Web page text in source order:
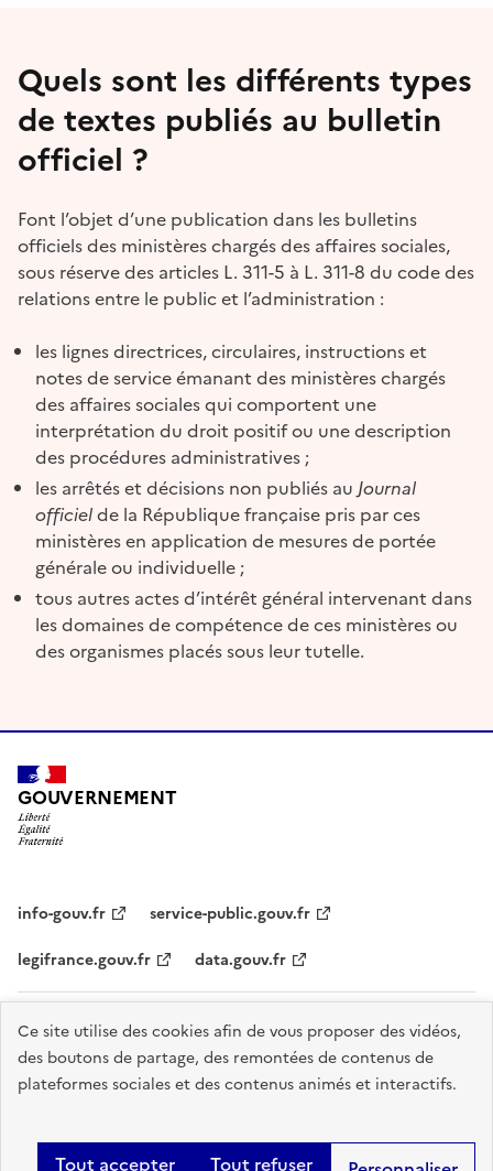
Ce site utilise des cookies afin de vous proposer des vidéos,
des boutons de partage, des remontées de contenus de
plateformes sociales et des contenus animés et interactifs.
Tout accepter Tout refuser
Quels sont les différents types
de textes publiés au bulletin
officiel ?
Font l’objet d’une publication dans les bulletins
officiels des ministères chargés des affaires sociales,
sous réserve des articles L. 311-5 à L. 311-8 du code des
relations entre le public et l’administration :
les lignes directrices, circulaires, instructions et
notes de service émanant des ministères chargés
des affaires sociales qui comportent une
interprétation du droit positif ou une description
des procédures administratives ;
les arrêtés et décisions non publiés au Journal
officielde la République française pris par ces
ministères en application de mesures de portée
générale ou individuelle ;
tous autres actes d’intérêt général intervenant dans
les domaines de compétence de ces ministères ou
des organismes placés sous leur tutelle.
GOUVERNEMENT
info-gouv.fr
service-public.gouv.fr
legifrance.gouv.fr
data.gouv.fr
Plan du site Accessibilité : partiellement conforme
Cookies
Mentions légales
Gestion des cookies